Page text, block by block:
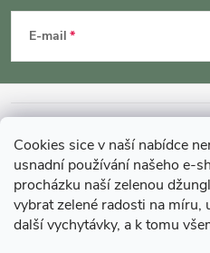
Cookies sice v naší nabídce
usnadní používání našeho e-
procházku naší zelenou
vybrat zelené radosti na
další vychytávky, a k tomu
ý
p
i
s
u
p
a
E-mail
MOHLO BY VÁS ZAJÍMAT
O GARDNERS